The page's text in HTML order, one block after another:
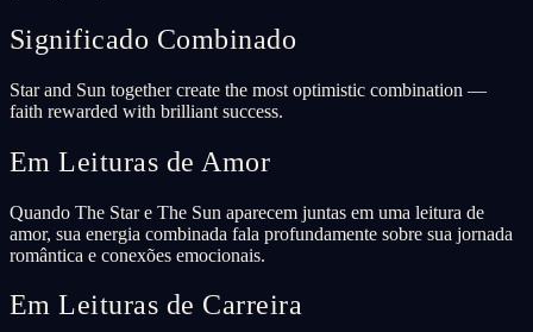
Significado Combinado
Star and Sun together create the most optimistic combination —
faith rewarded with brilliant success.
Em Leituras de Amor
Quando The Star e The Sun aparecem juntas em uma leitura de
amor, sua energia combinada fala profundamente sobre sua jornada
romântica e conexões emocionais.
Em Leituras de Carreira